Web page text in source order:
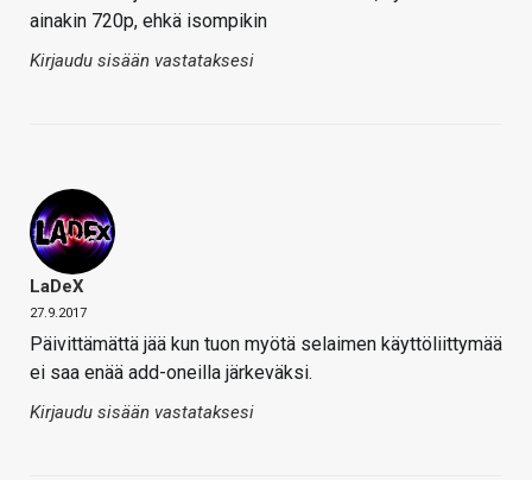
ainakin 720p, ehkä isompikin
Kirjaudu sisään vastataksesi
LaDeX
27.9.2017
Päivittämättä jää kun tuon myötä selaimen käyttöliittymää
ei saa enää add-oneilla järkeväksi.
Kirjaudu sisään vastataksesi